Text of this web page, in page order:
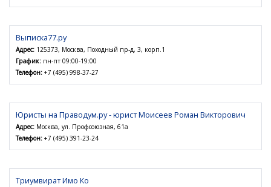
Выписка77.ру
Адрес: 125373, Москва, Походный пр-д, 3, корп.1
График: пн-пт 09:00-19:00
Телефон: +7 (495) 998-37-27
Юристы на Праводум.ру - юрист Моисеев Роман Викторович
Адрес: Москва, ул. Профсоюзная, 61а
Телефон: +7 (495) 391-23-24
Триумвират Имо Ко